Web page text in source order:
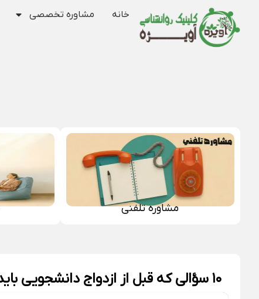
خانه مشاوره تخصصی
مشاوره تلفنی
۱۰ سؤالی که قبل از ازدواج دانشجویی باید از خود بپرسید!؟؟